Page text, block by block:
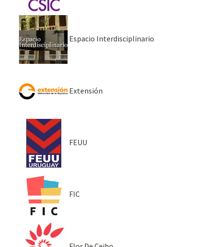
Espacio Interdisciplinario
Extensión
FEUU
FIC